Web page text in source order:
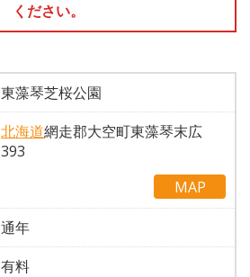
ください。
東藻琴芝桜公園
北海道網走郡大空町東藻琴末広
393
MAP
通年
有料